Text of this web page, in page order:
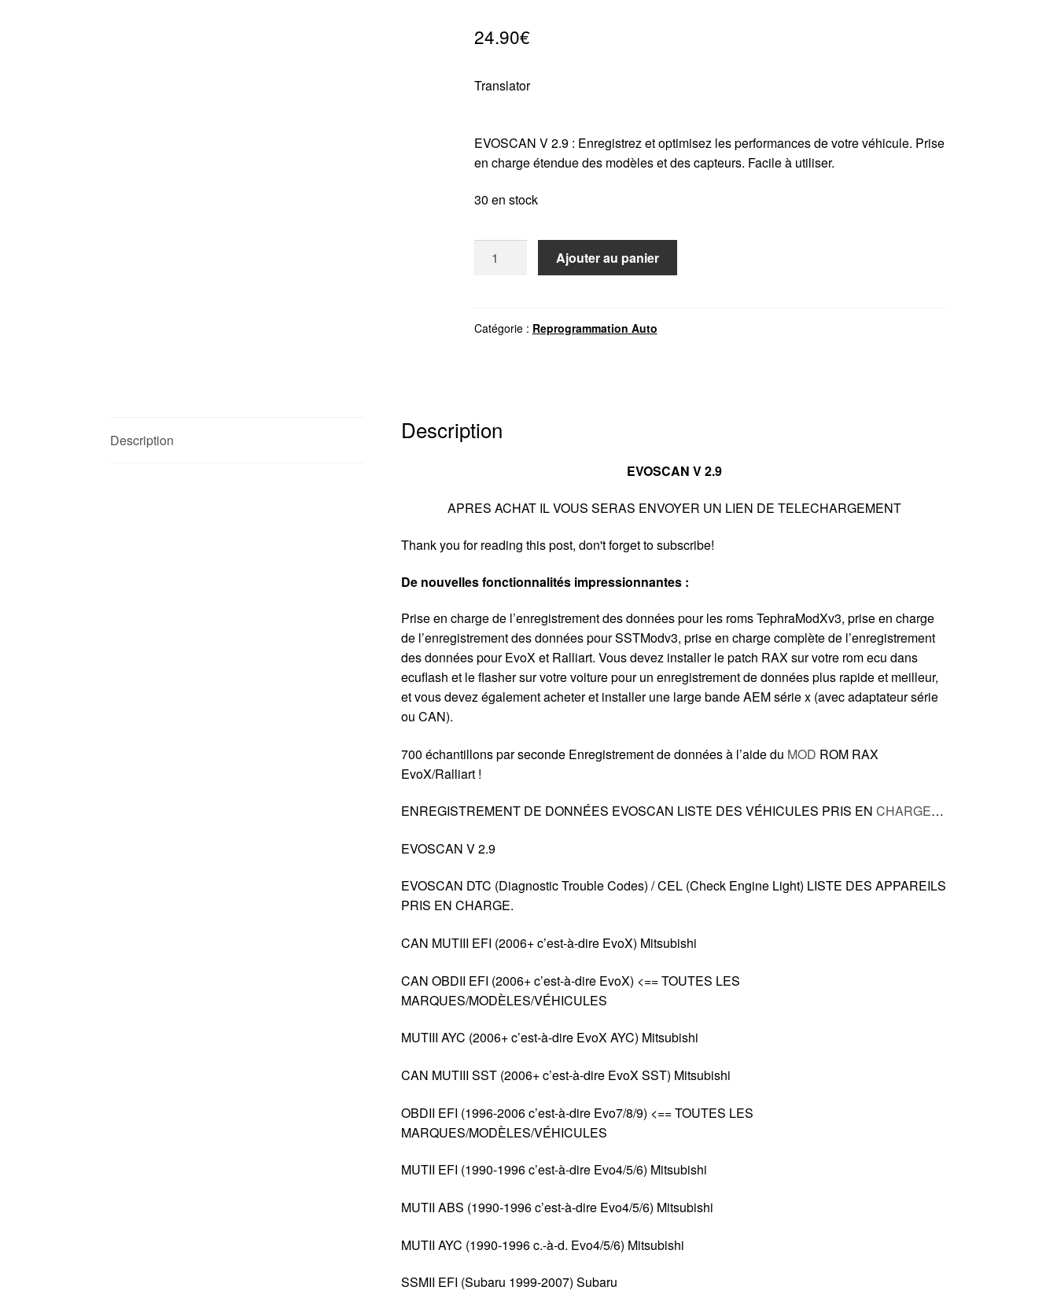
24.90€
Translator
EVOSCAN V 2.9 : Enregistrez et optimisez les performances de votre véhicule. Prise
en charge étendue des modèles et des capteurs. Facile à utiliser.
30 en stock
2.9
Ajouter au panier
Catégorie : Reprogrammation Auto
Description Description
EVOSCAN V 2.9
APRES ACHAT IL VOUS SERAS ENVOYER UN LIEN DE TELECHARGEMENT
Thank you for reading this post, don't forget to subscribe!
De nouvelles fonctionnalités impressionnantes :
Prise en charge de l’enregistrement des données pour les roms TephraModXv3, prise en charge
de l’enregistrement des données pour SSTModv3, prise en charge complète de l’enregistrement
des données pour EvoX et Ralliart. Vous devez installer le patch RAX sur votre rom ecu dans
ecuflash et le flasher sur votre voiture pour un enregistrement de données plus rapide et meilleur,
et vous devez également acheter et installer une large bande AEM série x (avec adaptateur série
ou CAN).
700 échantillons par seconde Enregistrement de données à l’aide du MOD ROM RAX
EvoX/Ralliart !
ENREGISTREMENT DE DONNÉES EVOSCAN LISTE DES VÉHICULES PRIS ENCHARGE…
EVOSCAN V 2.9
EVOSCAN DTC (Diagnostic Trouble Codes) / CEL (Check Engine Light) LISTE DES APPAREILS
PRIS EN CHARGE.
CAN MUTIII EFI (2006+ c’est-à-dire EvoX) Mitsubishi
CAN OBDII EFI (2006+ c’est-à-dire EvoX) <== TOUTES LES
MARQUES/MODÈLES/VÉHICULES
MUTIII AYC (2006+ c’est-à-dire EvoX AYC) Mitsubishi
CAN MUTIII SST (2006+ c’est-à-dire EvoX SST) Mitsubishi
OBDII EFI (1996-2006 c’est-à-dire Evo7/8/9) <== TOUTES LES
MARQUES/MODÈLES/VÉHICULES
MUTII EFI (1990-1996 c’est-à-dire Evo4/5/6) Mitsubishi
MUTII ABS (1990-1996 c’est-à-dire Evo4/5/6) Mitsubishi
MUTII AYC (1990-1996 c.-à-d. Evo4/5/6) Mitsubishi
SSMII EFI (Subaru 1999-2007) Subaru